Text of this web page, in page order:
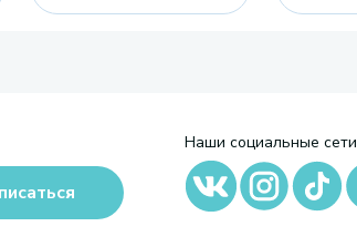
Наши социальные сети